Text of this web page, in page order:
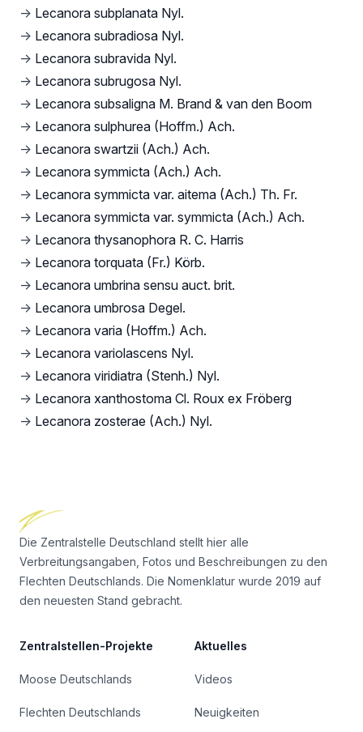
→ Lecanora subplanata Nyl.
→ Lecanora subradiosa Nyl.
→ Lecanora subravida Nyl.
→ Lecanora subrugosa Nyl.
→ Lecanora subsaligna M. Brand & van den Boom
→ Lecanora sulphurea (Hoffm.) Ach.
→ Lecanora swartzii (Ach.) Ach.
→ Lecanora symmicta (Ach.) Ach.
→ Lecanora symmicta var. aitema (Ach.) Th. Fr.
→ Lecanora symmicta var. symmicta (Ach.) Ach.
→ Lecanora thysanophora R. C. Harris
→ Lecanora torquata (Fr.) Körb.
→ Lecanora umbrina sensu auct. brit.
→ Lecanora umbrosa Degel.
→ Lecanora varia (Hoffm.) Ach.
→ Lecanora variolascens Nyl.
→ Lecanora viridiatra (Stenh.) Nyl.
→ Lecanora xanthostoma Cl. Roux ex Fröberg
→ Lecanora zosterae (Ach.) Nyl.
Die Zentralstelle Deutschland stellt hier alle
Verbreitungsangaben, Fotos und Beschreibungen zu den
Flechten Deutschlands. Die Nomenklatur wurde 2019 auf
den neuesten Stand gebracht.
Zentralstellen-Projekte
Moose Deutschlands
Flechten Deutschlands
Aktuelles
Videos
Neuigkeiten